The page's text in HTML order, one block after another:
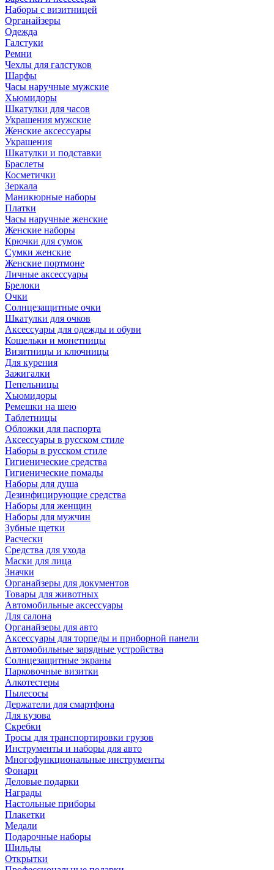
Наборы с визитницей
Органайзеры
Одежда
Галстуки
Ремни
Чехлы для галстуков
Шарфы
Часы наручные мужские
Хьюмидоры
Шкатулки для часов
Украшения мужские
Женские аксессуары
Украшения
Шкатулки и подставки
Браслеты
Косметички
Зеркала
Маникюрные наборы
Платки
Часы наручные женские
Женские наборы
Крючки для сумок
Сумки женские
Женские портмоне
Личные аксессуары
Брелоки
Очки
Солнцезащитные очки
Шкатулки для очков
Аксессуары для одежды и обуви
Кошельки и монетницы
Визитницы и ключницы
Для курения
Зажигалки
Пепельницы
Хьюмидоры
Ремешки на шею
Таблетницы
Обложки для паспорта
Аксессуары в русском стиле
Наборы в русском стиле
Гигиенические средства
Гигиенические помады
Наборы для душа
Дезинфицирующие средства
Наборы для женщин
Наборы для мужчин
Зубные щетки
Расчески
Средства для ухода
Маски для лица
Значки
Органайзеры для документов
Товары для животных
Автомобильные аксессуары
Для салона
Органайзеры для авто
Аксессуары для торпеды и приборной панели
Автомобильные зарядные устройства
Солнцезащитные экраны
Парковочные визитки
Алкотестеры
Пылесосы
Держатели для смартфона
Для кузова
Скребки
Тросы для транспортировки грузов
Инструменты и наборы для авто
Многофункциональные инструменты
Фонари
Деловые подарки
Награды
Настольные приборы
Плакетки
Медали
Подарочные наборы
Шильды
Открытки